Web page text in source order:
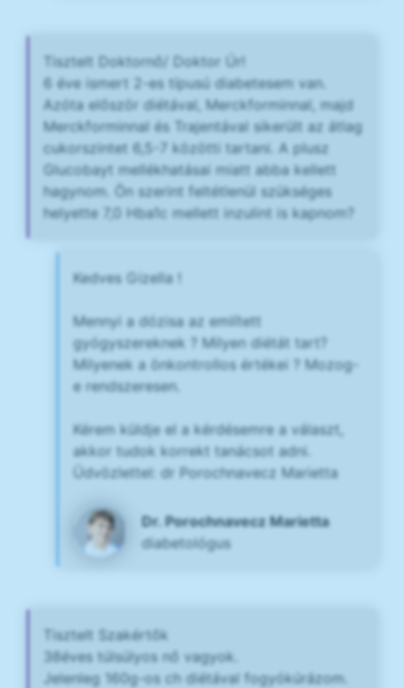
Tisztelt Doktornő/ Doktor Úr!
6 éve ismert 2-es típusú diabetesem van.
Azóta először diétával, Merckforminnal, majd
Merckforminnal és Trajentával sikerült az átlag
cukorszintet 6,5-7 közötti tartani. A plusz
Glucobayt mellékhatásai miatt abba kellett
hagynom. Ön szerint feltétlenül szükséges
helyette 7,0 Hba1c mellett inzulint is kapnom?
Kedves Gizella !
Mennyi a dózisa az említett
gyógyszereknek ? Milyen diétát tart?
Milyenek a önkontrollos értékei ? Mozog-
e rendszeresen.
Kérem küldje el a kérdésemre a választ,
akkor tudok korrekt tanácsot adni.
Üdvözlettel: dr Porochnavecz Marietta
Dr. Porochnavecz Marietta
diabetológus
Tisztelt Szakértők
38éves túlsúlyos nő vagyok.
Jelenleg 160g-os ch diétával fogyókúrázom.